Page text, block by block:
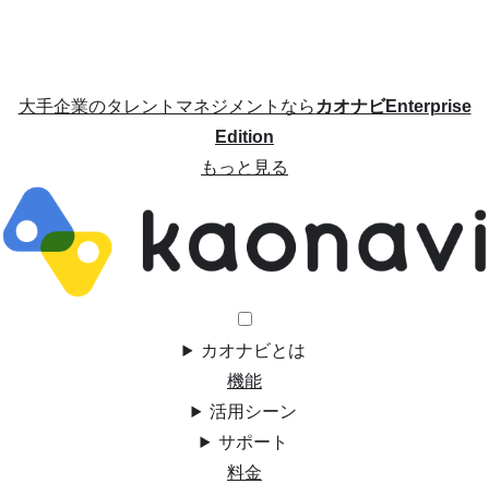
大手企業のタレントマネジメントならカオナビEnterprise
Edition
もっと見る
カオナビとは
機能
活用シーン
サポート
料金